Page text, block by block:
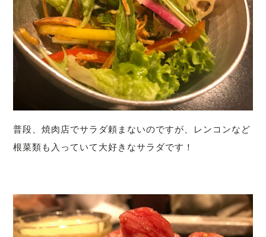
普段、焼肉店でサラダ頼まないのですが、レンコンなど
根菜類も入っていて大好きなサラダです！